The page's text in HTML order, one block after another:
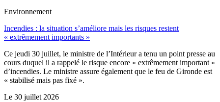
Environnement
Incendies : la situation s’améliore mais les risques restent
« extrêmement importants »
Ce jeudi 30 juillet, le ministre de l’Intérieur a tenu un point presse au
cours duquel il a rappelé le risque encore « extrêmement important »
d’incendies. Le ministre assure également que le feu de Gironde est
« stabilisé mais pas fixé ».
Le 30 juillet 2026